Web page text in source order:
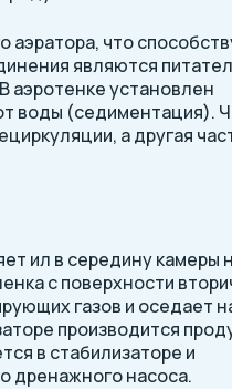
что
являются
аэротенке установлен
воды (седиментация).
а другая
ил в середину камеры
с поверхности
газов и оседает
производится
в стабилизаторе и
дренажного насоса.